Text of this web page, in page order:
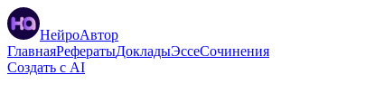
НейроАвтор
ГлавнаяРефератыДокладыЭссеСочинения
Создать с AI